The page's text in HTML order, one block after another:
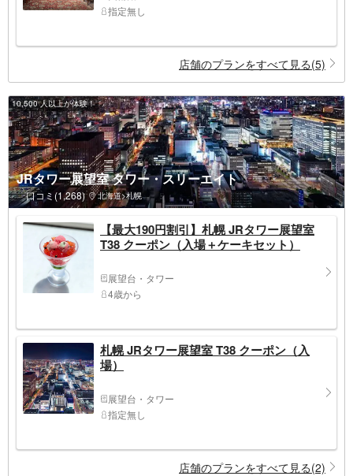
指定無し
店舗のプランをすべて見る(5)
10,500 人以上が体験！
JRタワー展望室 タワー・スリーエイト
口コミ(1,268) 北海道>札幌
【最大190円割引】札幌 JRタワー展望室
T38 クーポン（入場＋ケーキセット）
展望台・タワー
4歳から
札幌 JRタワー展望室 T38 クーポン（入
場）
展望台・タワー
指定無し
店舗のプランをすべて見る(2)